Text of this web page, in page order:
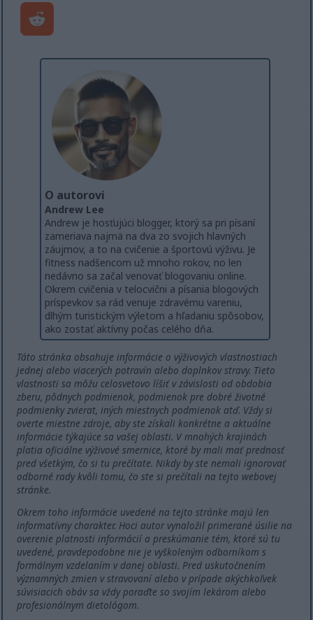
O autorovi
Andrew Lee
Andrew je hosťujúci blogger, ktorý sa pri písaní
zameriava najmä na dva zo svojich hlavných
záujmov, a to na cvičenie a športovú výživu. Je
fitness nadšencom už mnoho rokov, no len
nedávno sa začal venovať blogovaniu online.
Okrem cvičenia v telocvični a písania blogových
príspevkov sa rád venuje zdravému vareniu,
dlhým turistickým výletom a hľadaniu spôsobov,
ako zostať aktívny počas celého dňa.
Táto stránka obsahuje informácie o výživových vlastnostiach
jednej alebo viacerých potravín alebo doplnkov stravy. Tieto
vlastnosti sa môžu celosvetovo líšiť v závislosti od obdobia
zberu, pôdnych podmienok, podmienok pre dobré životné
podmienky zvierat, iných miestnych podmienok atď. Vždy si
overte miestne zdroje, aby ste získali konkrétne a aktuálne
informácie týkajúce sa vašej oblasti. V mnohých krajinách
platia oficiálne výživové smernice, ktoré by mali mať prednosť
pred všetkým, čo si tu prečítate. Nikdy by ste nemali ignorovať
odborné rady kvôli tomu, čo ste si prečítali na tejto webovej
stránke.
Okrem toho informácie uvedené na tejto stránke majú len
informatívny charakter. Hoci autor vynaložil primerané úsilie na
overenie platnosti informácií a preskúmanie tém, ktoré sú tu
uvedené, pravdepodobne nie je vyškoleným odborníkom s
formálnym vzdelaním v danej oblasti. Pred uskutočnením
významných zmien v stravovaní alebo v prípade akýchkoľvek
súvisiacich obáv sa vždy poraďte so svojím lekárom alebo
profesionálnym dietológom.